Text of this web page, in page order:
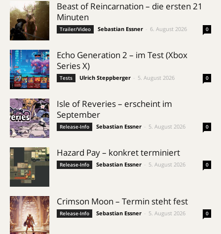
Beast of Reincarnation – die ersten 21
Minuten
Trailer/Video Sebastian Essner 6. August 2026 0
Echo Generation 2 – im Test (Xbox
Series X)
Tests Ulrich Steppberger 5. August 2026 0
Isle of Reveries – erscheint im
September
Release-Info Sebastian Essner 5. August 2026 0
Hazard Pay – konkret terminiert
Release-Info Sebastian Essner 5. August 2026 0
Crimson Moon – Termin steht fest
Release-Info Sebastian Essner 5. August 2026 0